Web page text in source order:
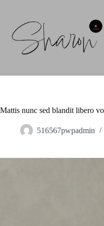
contenido
Mattis nunc sed blandit libero
516567pwpadmin